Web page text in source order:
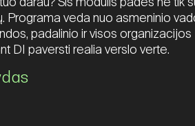
Programa veda nuo asmeninio
padalinio ir visos organizacijos
DI paversti realia verslo verte.